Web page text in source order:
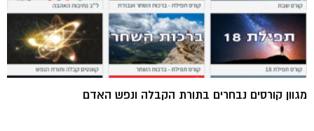
מגוון קורסים נבחרים בתורת הקבלה ונפש האדם